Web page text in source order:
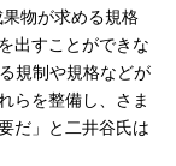
物が求める規格
出すことができな
規制や規格などが
らを整備し、さま
だ」と二井谷氏は